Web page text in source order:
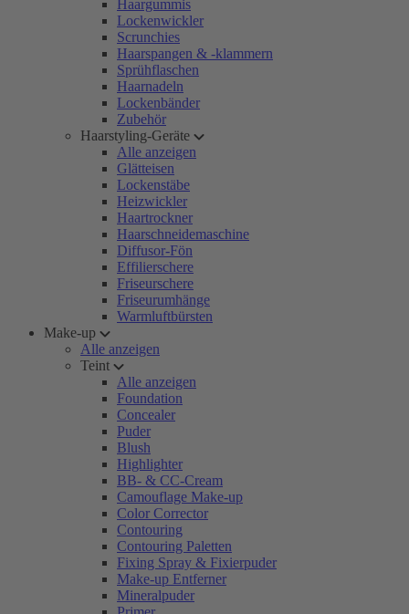
Haargummis
Lockenwickler
Scrunchies
Haarspangen & -klammern
Sprühflaschen
Haarnadeln
Lockenbänder
Zubehör
Haarstyling-Geräte
Alle anzeigen
Glätteisen
Lockenstäbe
Heizwickler
Haartrockner
Haarschneidemaschine
Diffusor-Fön
Effilierschere
Friseurschere
Friseurumhänge
Warmluftbürsten
Make-up
Alle anzeigen
Teint
Alle anzeigen
Foundation
Concealer
Puder
Blush
Highlighter
BB- & CC-Cream
Camouflage Make-up
Color Corrector
Contouring
Contouring Paletten
Fixing Spray & Fixierpuder
Make-up Entferner
Mineralpuder